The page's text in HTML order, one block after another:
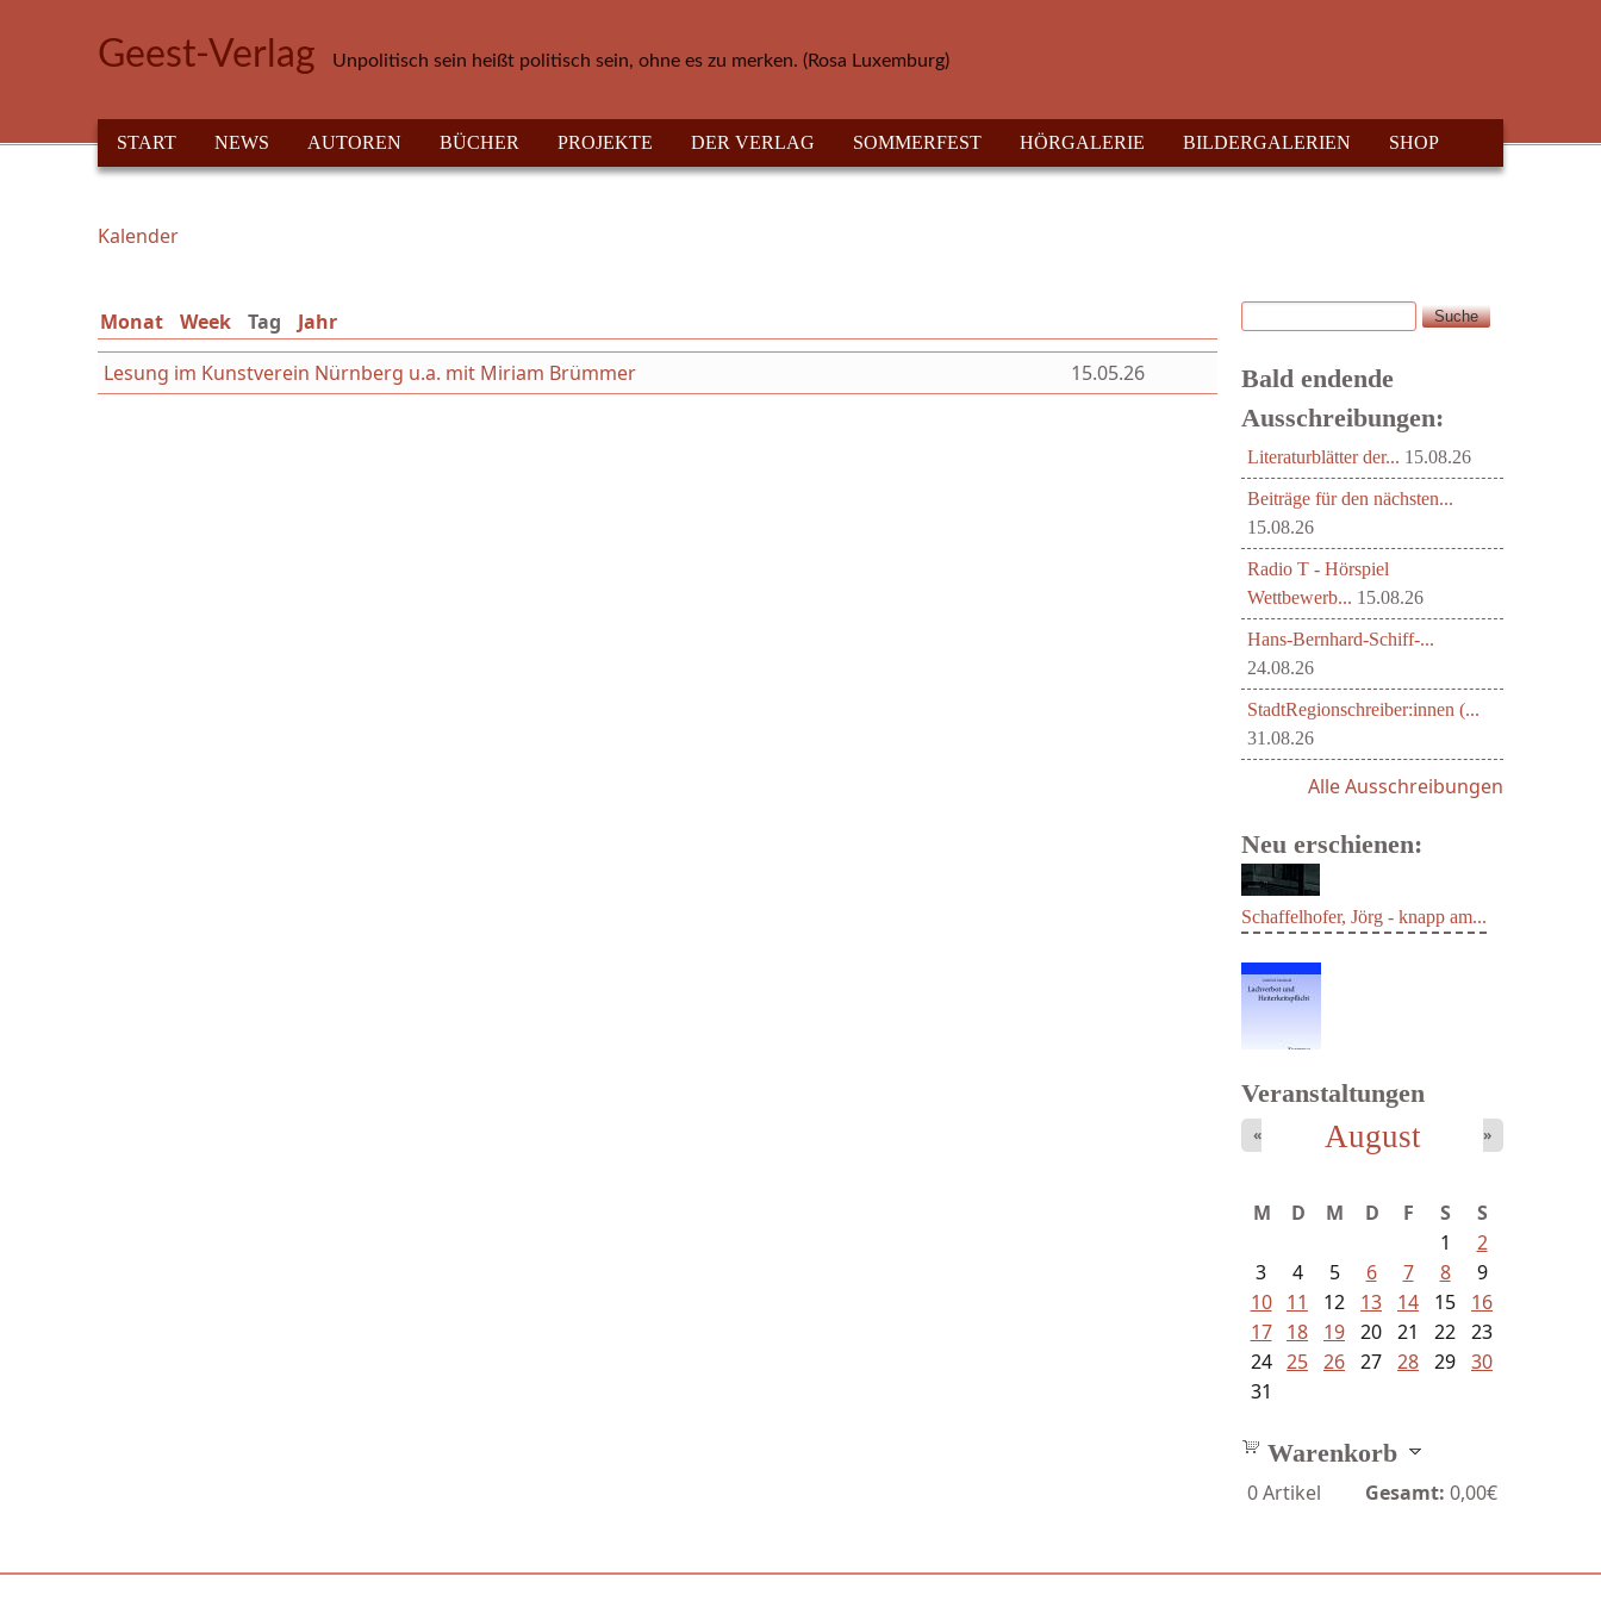
Geest-Verlag Unpolitisch sein heißt politisch sein, ohne es zu merken. (Rosa Luxemburg)
HAUPTMENÜ
START NEWS AUTOREN BÜCHER PROJEKTE DER VERLAG SOMMERFEST HÖRGALERIE BILDERGALERIEN SHOP
Sie sind hier
Kalender
Monat Week Tag (aktiver Reiter)
Jahr
Lesung im Kunstverein Nürnberg u.a. mit Miriam Brümmer
15.05.26
Suchformular
Suche
Bald endende
Ausschreibungen:
Literaturblätter der... 15.08.26
Beiträge für den nächsten...
15.08.26
Radio T - Hörspiel
Wettbewerb... 15.08.26
Hans-Bernhard-Schiff-...
24.08.26
StadtRegionschreiber:innen (...
31.08.26
Alle Ausschreibungen
Neu erschienen:
Schaffelhofer, Jörg - knapp am...
Lachverbot...
Veranstaltungen
August
« »
M D M D F S
S
1
2
3
4 5 6 7 8
9
10
11 12 13 14 15
16
17
18 19 20 21 22 23
24 25 26 27 28 29 30
31
Warenkorb
0Artikel Gesamt: 0,00€